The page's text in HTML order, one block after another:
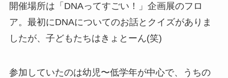
開催場所は「DNAってすごい！」企画展のフロ
ア。最初にDNAについてのお話とクイズがありま
したが、子どもたちはきょとーん(笑)
参加していたのは幼児〜低学年が中心で、うちの